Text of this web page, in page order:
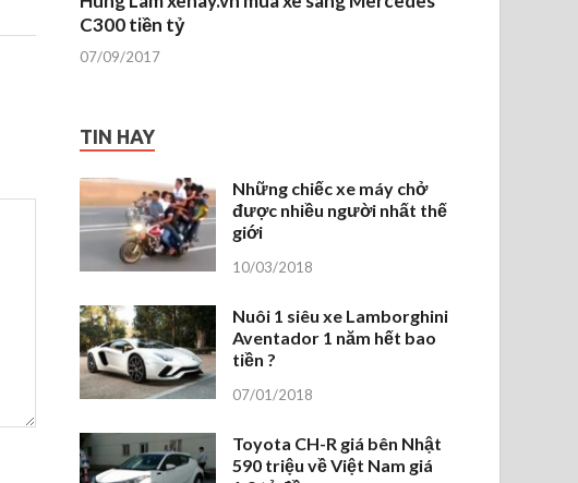
C300 tiền tỷ
07/09/2017
TIN HAY
Những chiếc xe máy chở
được nhiều người nhất thế
giới
10/03/2018
Nuôi 1 siêu xe Lamborghini
Aventador 1 năm hết bao
tiền ?
07/01/2018
Toyota CH-R giá bên Nhật
590 triệu về Việt Nam giá